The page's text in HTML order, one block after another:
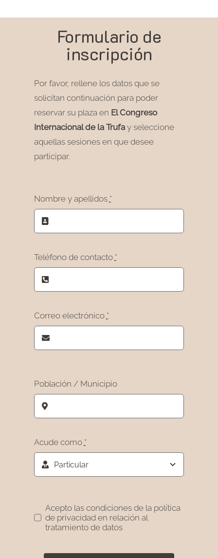
Formulario de
inscripción
Por favor, rellene los datos que se
solicitan continuación para poder
reservar su plaza en El Congreso
Internacional de la Trufay seleccione
aquellas sesiones en que desee
participar.
Nombre y apellidos *
Teléfono de contacto *
Correo electrónico *
Población / Municipio
Acude como *
Acepto las condiciones de la política
de privacidad en relación al
tratamiento de datos